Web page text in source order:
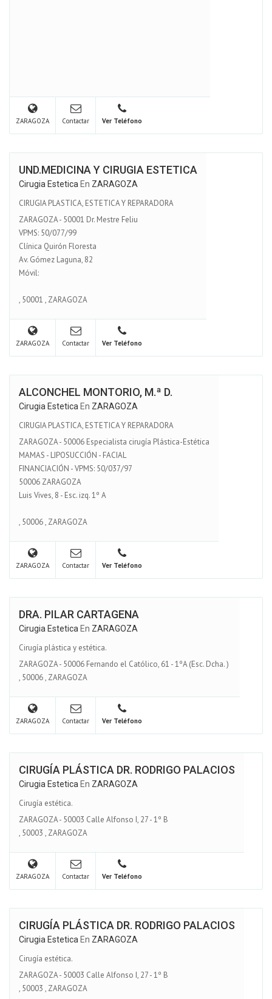
ZARAGOZA Contactar Ver Teléfono
UND.MEDICINA Y CIRUGIA ESTETICA
Cirugia Estetica En ZARAGOZA
CIRUGIA PLASTICA, ESTETICA Y REPARADORA
ZARAGOZA - 50001 Dr. Mestre Feliu
VPMS: 50/077/99
Clínica Quirón Floresta
Av. Gómez Laguna, 82
Móvil:
, 50001 , ZARAGOZA
ZARAGOZA Contactar Ver Teléfono
ALCONCHEL MONTORIO, M.ª D.
Cirugia Estetica En ZARAGOZA
CIRUGIA PLASTICA, ESTETICA Y REPARADORA
ZARAGOZA - 50006 Especialista cirugía Plástica-Estética
MAMAS - LIPOSUCCIÓN - FACIAL
FINANCIACIÓN - VPMS: 50/037/97
50006 ZARAGOZA
Luis Vives, 8 - Esc. izq. 1º A
, 50006, ZARAGOZA
ZARAGOZA Contactar Ver Teléfono
DRA. PILAR CARTAGENA
Cirugia Estetica En ZARAGOZA
Cirugía plástica y estética.
ZARAGOZA - 50006 Fernando el Católico, 61 - 1ºA (Esc. Dcha. )
, 50006, ZARAGOZA
ZARAGOZA Contactar Ver Teléfono
CIRUGÍA PLÁSTICA DR. RODRIGO PALACIOS
Cirugia Estetica En ZARAGOZA
Cirugía estética.
ZARAGOZA - 50003 Calle Alfonso I, 27 - 1º B
, 50003 , ZARAGOZA
ZARAGOZA Contactar Ver Teléfono
CIRUGÍA PLÁSTICA DR. RODRIGO PALACIOS
Cirugia Estetica En ZARAGOZA
Cirugía estética.
ZARAGOZA - 50003 Calle Alfonso I, 27 - 1º B
, 50003 , ZARAGOZA